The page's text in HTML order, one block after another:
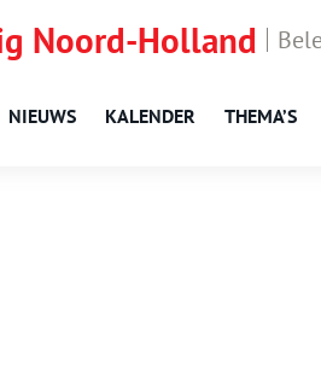
Noord-Holland
NIEUWS KALENDER THEMA’S